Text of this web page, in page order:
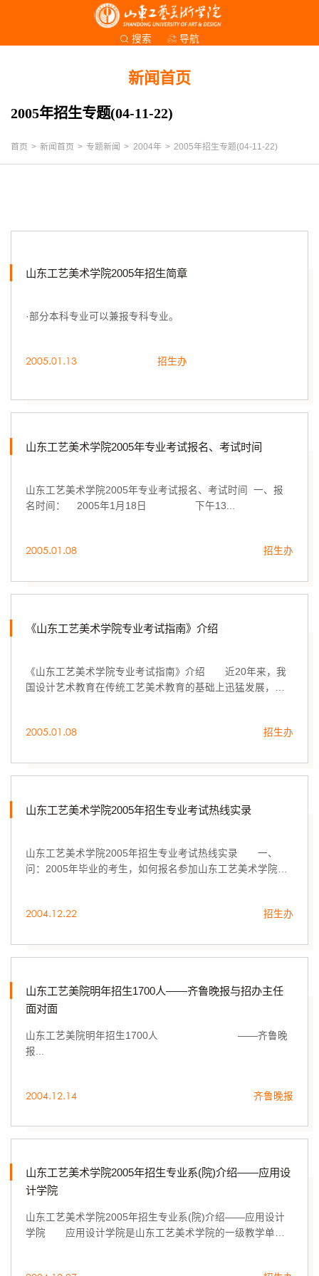
搜索 导航
新闻首页
2005年招生专题(04-11-22)
首页 > 新闻首页 > 专题新闻 > 2004年 > 2005年招生专题(04-11-22)
山东工艺美术学院2005年招生简章
·部分本科专业可以兼报专科专业。
2005.01.13 招生办
山东工艺美术学院2005年专业考试报名、考试时间
山东工艺美术学院2005年专业考试报名、考试时间 一、报
名时间： 2005年1月18日 下午13...
2005.01.08 招生办
《山东工艺美术学院专业考试指南》介绍
《山东工艺美术学院专业考试指南》介绍 近20年来，我
国设计艺术教育在传统工艺美术教育的基础上迅猛发展，不
2005.01.08 招生办
山东工艺美术学院2005年招生专业考试热线实录
山东工艺美术学院2005年招生专业考试热线实录 一、
问：2005年毕业的考生，如何报名参加山东工艺美术学院
2004.12.22 招生办
山东工艺美院明年招生1700人——齐鲁晚报与招办主任
面对面
山东工艺美院明年招生1700人 ——齐鲁晚
报...
2004.12.14 齐鲁晚报
山东工艺美术学院2005年招生专业系(院)介绍——应用设
计学院
山东工艺美术学院2005年招生专业系(院)介绍——应用设计
学院 应用设计学院是山东工艺美术学院的一级教学单